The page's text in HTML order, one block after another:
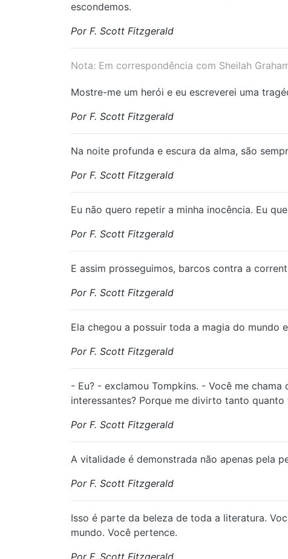
escondemos.
Por F. Scott Fitzgerald
Nota: Em correspondência com Sheilah
Mostre-me um herói e eu escreverei uma
Por F. Scott Fitzgerald
Na noite profunda e escura da alma, são
Por F. Scott Fitzgerald
Eu não quero repetir a minha inocência. Eu
Por F. Scott Fitzgerald
E assim prosseguimos, barcos contra a
Por F. Scott Fitzgerald
Ela chegou a possuir toda a magia do mundo
Por F. Scott Fitzgerald
- Eu? - exclamou Tompkins. - Você me
interessantes? Porque me divirto tanto
Por F. Scott Fitzgerald
A vitalidade é demonstrada não apenas pela
Por F. Scott Fitzgerald
Isso é parte da beleza de toda a literatura.
mundo. Você pertence.
Por F. Scott Fitzgerald